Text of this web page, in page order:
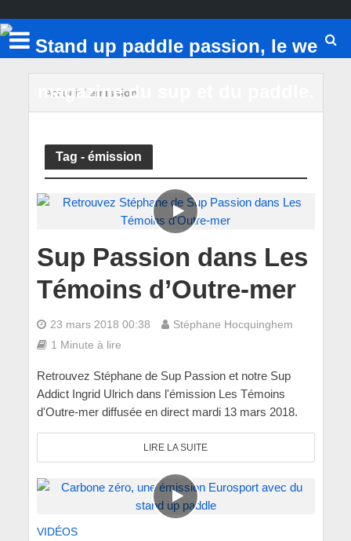
Accueil/ émission
Tag - émission
Sup Passion dans Les
Témoins d’Outre-mer
23 mars 2018 00:38
Stéphane Hocquinghem
1 Minute à lire
Retrouvez Stéphane de Sup Passion et notre Sup
Addict Ingrid Ulrich dans l'émission Les Témoins
d'Outre-mer diffusée en direct mardi 13 mars 2018.
LIRE LA SUITE
VIDÉOS